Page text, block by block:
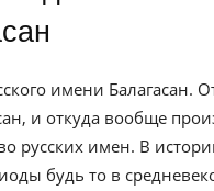
имени Балагасан.
и откуда вообще
русских имен. В
будь то в